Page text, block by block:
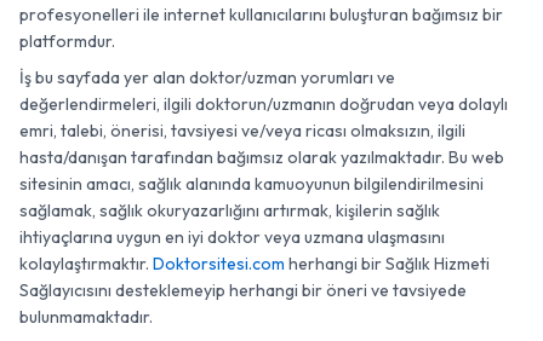
profesyonelleri ile internet kullanıcılarını buluşturan bağımsız bir
platformdur.
İş bu sayfada yer alan doktor/uzman yorumları ve
değerlendirmeleri, ilgili doktorun/uzmanın doğrudan veya dolaylı
emri, talebi, önerisi, tavsiyesi ve/veya ricası olmaksızın, ilgili
hasta/danışan tarafından bağımsız olarak yazılmaktadır. Bu web
sitesinin amacı, sağlık alanında kamuoyunun bilgilendirilmesini
sağlamak, sağlık okuryazarlığını artırmak, kişilerin sağlık
ihtiyaçlarına uygun en iyi doktor veya uzmana ulaşmasını
kolaylaştırmaktır. Doktorsitesi.com herhangi bir Sağlık Hizmeti
Sağlayıcısını desteklemeyip herhangi bir öneri ve tavsiyede
bulunmamaktadır.